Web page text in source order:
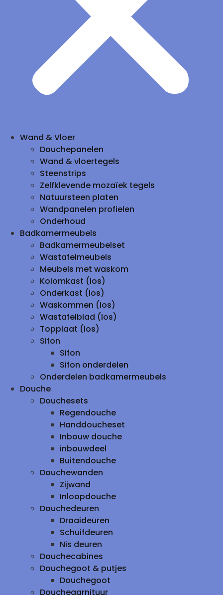
Wand & Vloer
Douchepanelen
Wand & vloertegels
Steenstrips
Zelfklevende mozaïek tegels
Natuursteen platen
Wandpanelen profielen
Onderhoud
Badkamermeubels
Badkamermeubelset
Wastafelmeubels
Meubels met waskom
Kolomkast (los)
Onderkast (los)
Waskommen (los)
Wastafelblad (los)
Topplaat (los)
Sifon
Sifon
Sifon onderdelen
Onderdelen badkamermeubels
Douche
Douchesets
Regendouche
Handdoucheset
Inbouw douche
inbouwdeel
Buitendouche
Douchewanden
Zijwand
Inloopdouche
Douchedeuren
Draaideuren
Schuifdeuren
Nis deuren
Douchecabines
Douchegoot & putjes
Douchegoot
Douchegarnituur